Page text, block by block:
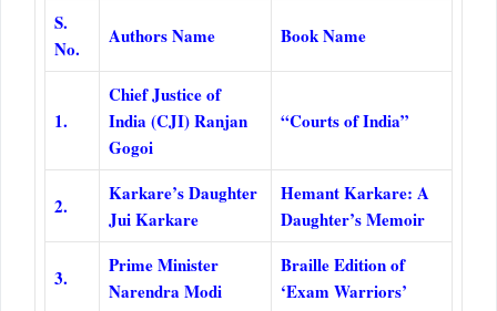
S.
No.
Authors Name Book Name
1.
Chief Justice of
India (CJI) Ranjan
Gogoi
“Courts of India”
2.
Karkare’s Daughter
Jui Karkare
Hemant Karkare: A
Daughter’s Memoir
3.
Prime Minister
Narendra Modi
Braille Edition of
‘Exam Warriors’